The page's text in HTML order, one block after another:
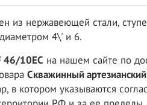
из нержавеющей стали,
4\' и 6.
46/10EC на нашем сайте по
Скважинный
в котором указываются